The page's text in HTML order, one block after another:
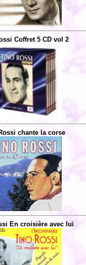
Coffret 5 CD vol 2
chante la corse
En croisière avec lui